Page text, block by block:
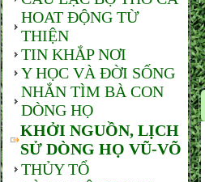
HOAT ĐỘNG TỪ
THIỆN
TIN KHẮP NƠI
Y HỌC VÀ ĐỜI SỐNG
NHẮN TÌM BÀ CON
DÒNG HỌ
KHỞI NGUỒN, LỊCH
SỬ DÒNG HỌ VŨ-VÕ
THỦY TỔ